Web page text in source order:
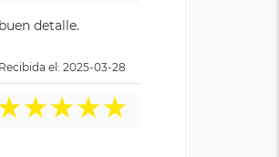
detalle.
el: 2025-03-28
★★★★